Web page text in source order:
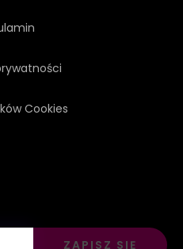
Cookies
ZAPISZ SIĘ